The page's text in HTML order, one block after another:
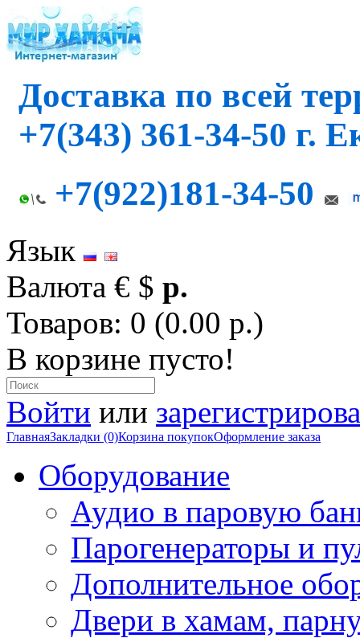
Доставка по всей
+7(343) 361-34-50 г.
+7(922)181-34-50
Язык
Валюта € $ р.
Товаров: 0 (0.00 р.)
В корзине пусто!
Войти или
ГлавнаяЗакладки (0)Корзина покупокОформление заказа
Оборудование
Аудио в паровую
Парогенераторы и
Дополнительное
Двери в хамам,